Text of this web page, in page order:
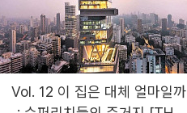
Vol. 12 이 집은 대체 얼마일까